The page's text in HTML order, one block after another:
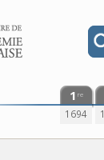
1 re
1694